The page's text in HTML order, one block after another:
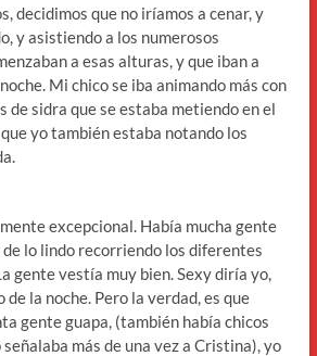
decidimos que no iríamos a cenar, y
y asistiendo a los numerosos
a esas alturas, y que iban a
Mi chico se iba animando más con
de sidra que se estaba metiendo en el
yo también estaba notando los
excepcional. Había mucha gente
lo lindo recorriendo los diferentes
gente vestía muy bien. Sexy diría yo,
la noche. Pero la verdad, es que
gente guapa, (también había chicos
más de una vez a Cristina), yo